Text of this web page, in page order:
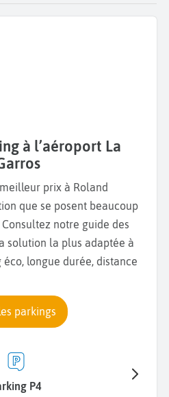
à l’aéroport La
prix à Roland
que se posent beaucoup
notre guide des
solution la plus adaptée à
longue durée, distance
les parkings
P4